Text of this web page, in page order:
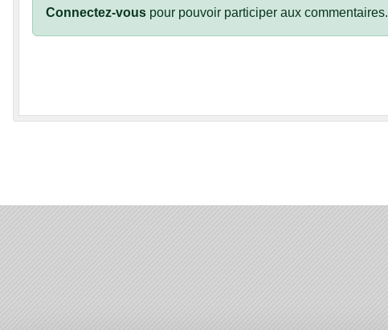
Connectez-vous pour pouvoir participer aux commentaires.